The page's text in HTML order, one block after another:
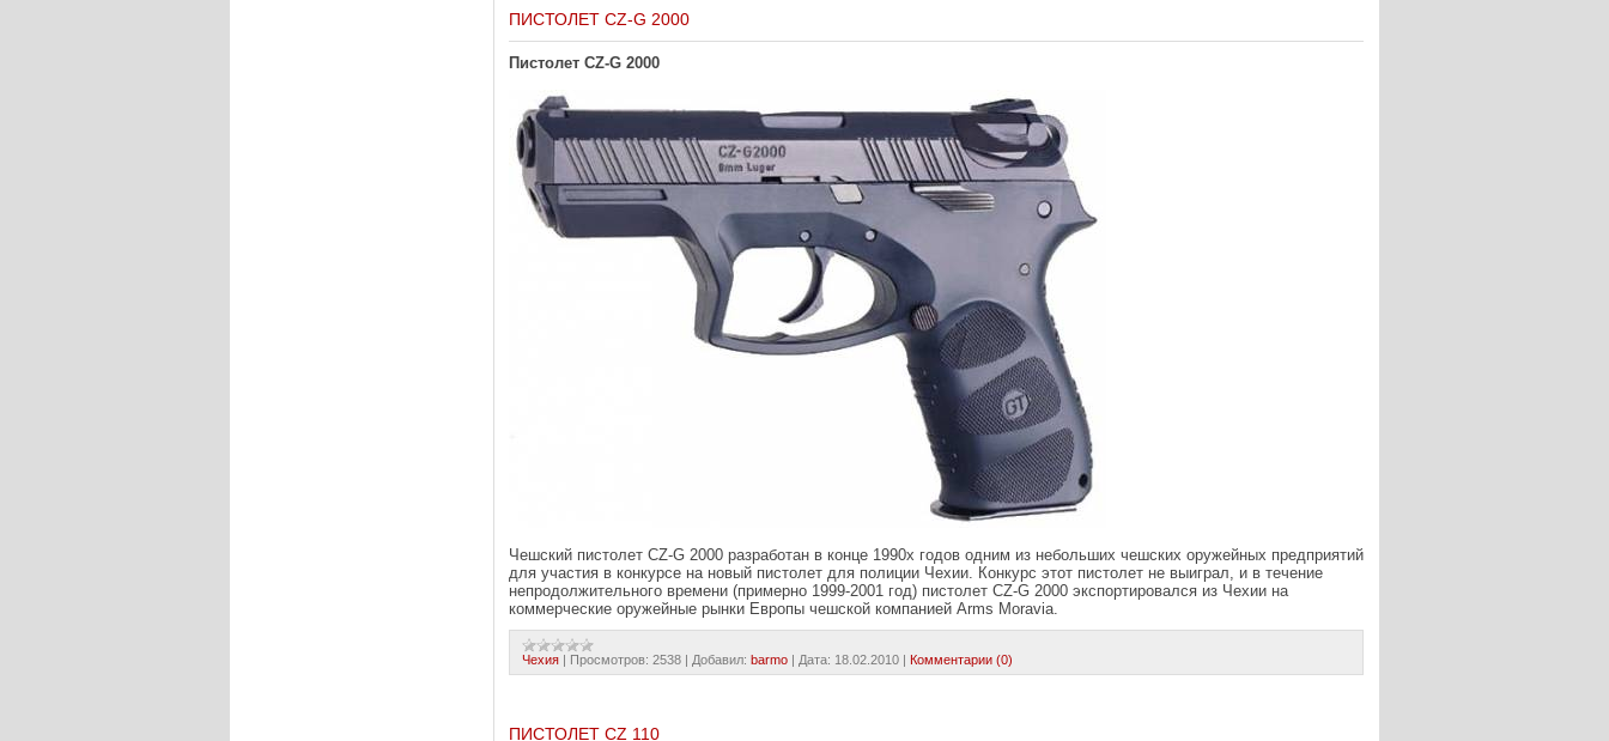
ПИСТОЛЕТ CZ-G 2000
Пистолет CZ-G 2000
Чешский пистолет CZ-G 2000 разработан в конце 1990х годов одним из небольших чешских оружейных предприятий
для участия в конкурсе на новый пистолет для полиции Чехии. Конкурс этот пистолет не выиграл, и в течение
непродолжительного времени (примерно 1999-2001 год) пистолет CZ-G 2000 экспортировался из Чехии на
коммерческие оружейные рынки Европы чешской компанией Arms Moravia.
Чехия | Просмотров: 2538 | Добавил: barmo | Дата: 18.02.2010 | Комментарии (0)
ПИСТОЛЕТ CZ 110